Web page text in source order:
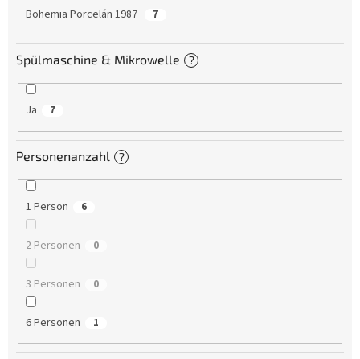
Bohemia Porcelán 1987 7
Spülmaschine & Mikrowelle ?
Ja 7
Personenanzahl ?
1 Person 6
2 Personen 0
3 Personen 0
6 Personen 1